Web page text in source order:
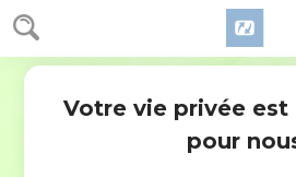
20
22 « Quand l’homme mauvais
devient inquiet, et le malheur tombe
23
lâcher contre lui sa violente colère.
Votre vie privée
pour